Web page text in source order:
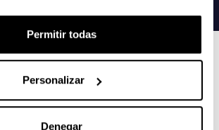
Permitir todas
Personalizar
Denegar
ELEGIR ESTE